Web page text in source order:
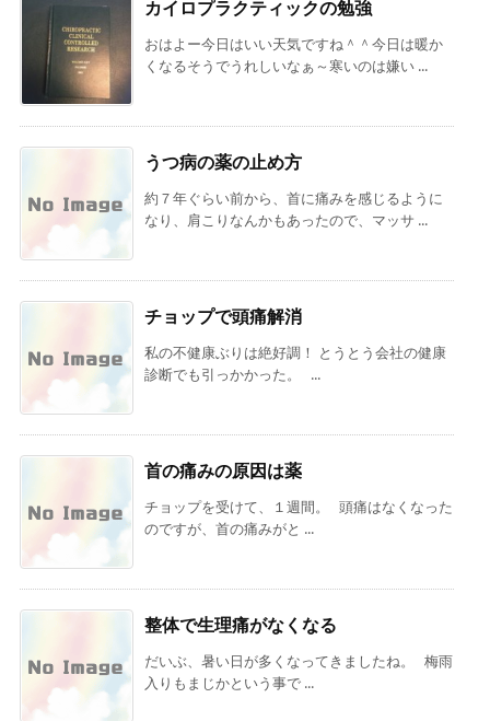
カイロプラクティックの勉強
おはよー今日はいい天気ですね＾＾今日は暖か
くなるそうでうれしいなぁ～寒いのは嫌い ...
うつ病の薬の止め方
約７年ぐらい前から、首に痛みを感じるように
なり、肩こりなんかもあったので、マッサ ...
チョップで頭痛解消
私の不健康ぶりは絶好調！ とうとう会社の健康
診断でも引っかかった。 ...
首の痛みの原因は薬
チョップを受けて、１週間。 頭痛はなくなった
のですが、首の痛みがと ...
整体で生理痛がなくなる
だいぶ、暑い日が多くなってきましたね。 梅雨
入りもまじかという事で ...